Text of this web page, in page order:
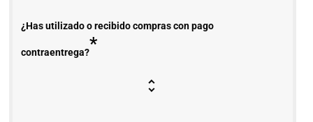
¿Has utilizado o recibido compras con pago
contraentrega?*